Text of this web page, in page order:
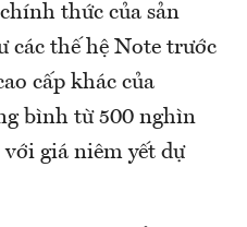
thức của sản
các thế hệ Note trước
cấp khác của
bình từ 500 nghìn
giá niêm yết dự